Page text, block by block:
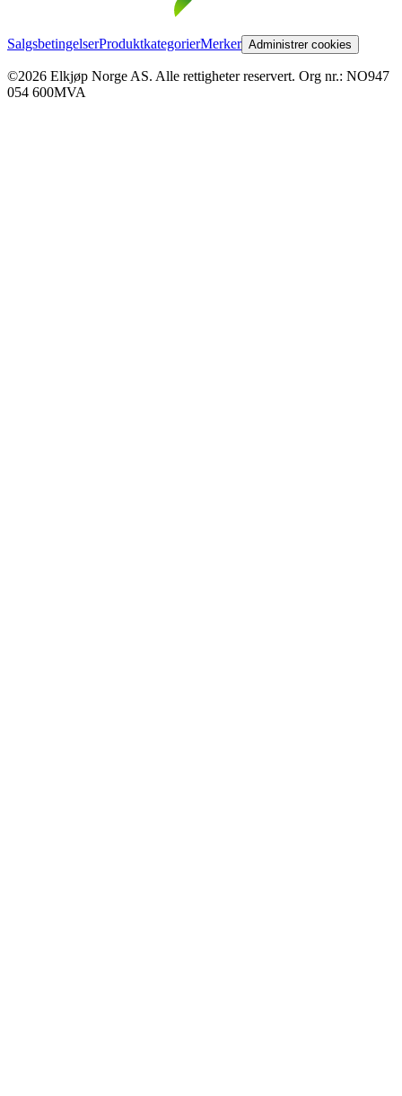
SalgsbetingelserProduktkategorierMerker Administrer cookies
©2026 Elkjøp Norge AS. Alle rettigheter reservert. Org nr.: NO947
054 600MVA